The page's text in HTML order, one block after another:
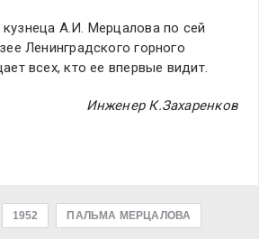
А.И. Мерцалова по сей
Ленинградского горного
всех, кто ее впервые видит.
Инженер К.Захаренков
1952 ПАЛЬМА МЕРЦАЛОВА